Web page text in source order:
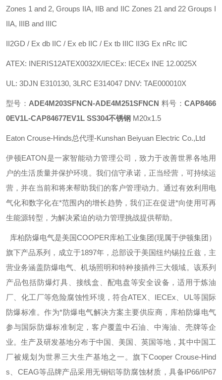
Zones 1 and 2, Groups IIA, IIB and IIC Zones 21 and 22 Groups I
IIA, IIIB and IIIC
II2GD / Ex db IIC / Ex eb IIC / Ex tb IIIC II3G Ex nRc IIC
ATEX: INERIS12ATEX0032X/IECEx: IECEx INE 12.0025X
UL: 3DJN E310130, 3LRC E314047 DNV: TAE000010X
型号： ADE4M203SFNCN-ADE4M251SFNCN 料号：CAP8466
0EV1L-CAP84677EV1L SS304不锈钢 M20x1.5
Eaton Crouse-Hinds总代理-Kunshan Beiyuan Electric Co.,Ltd
伊顿EATON是一家智能动力管理公司，致力于改善世界各地用
户的生活质量并保护环境。我们信守承诺，正当经营，可持续运
营，并在当前和将来帮助我们的客户管理动力。通过有效利用电
气化和数字化在*范围内的增长趋势，我们正在促进*向使用可再
生能源转型，为解决紧迫的动力管理挑战提供帮助。
库柏防爆电气是美国COOPER库柏工业集团(现属于伊顿集团）
旗下产品系列，成立于1897年，总部设于美国纽约锡拉丘兹，主
营业务涵盖防爆电气、机场照明和特种接插件三大领域。该系列
产品包括防爆灯具、接线盒、配电盘等安全设备，适用于炼油
厂、化工厂等危险腐蚀性环境，符合ATEX IECEx UL 等国际
防爆标准。作为*防爆电气解决方案主要供应商，库柏防爆电气
参与国际防爆标准制定，客户覆盖中石油、中海油、壳牌等企
业。生产及研发基地分布于中国、美国、英国等地，其中中国工
厂被规划为世界三大生产基地之一。旗下Cooper Crouse-Hind
s
CEAG等品牌产品采用无铜铝等防腐蚀材质，具备IP66/IP67